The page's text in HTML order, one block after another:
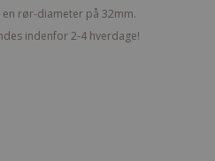
rør-diameter på 32mm.
indenfor 2-4 hverdage!